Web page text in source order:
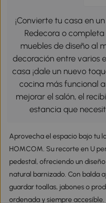
¡Convierte tu casa en
Redecora o
muebles de diseño al
decoración entre varios
casa ¡dale un nuevo
cocina más funcional
mejorar el salón, el
estancia que
Aprovecha el espacio bajo tu
HOMCOM. Su recorte en U
pedestal, ofreciendo un
natural barnizado. Con balda
guardar toallas, jabones o
ordenada y siempre